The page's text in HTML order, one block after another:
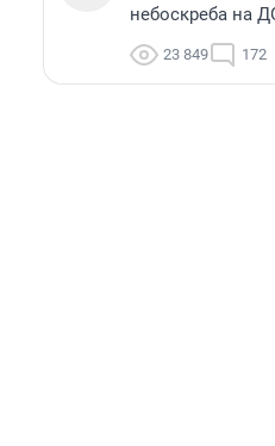
небоскреба на
23 849 172